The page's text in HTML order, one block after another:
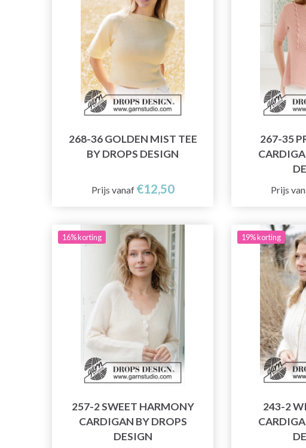
268-36 GOLDEN MIST TEE
BY DROPS DESIGN
Prijs vanaf €12,50
267-35
Prijs
16% korting
257-2 SWEET HARMONY
CARDIGAN BY DROPS
DESIGN
19% korting
243-2